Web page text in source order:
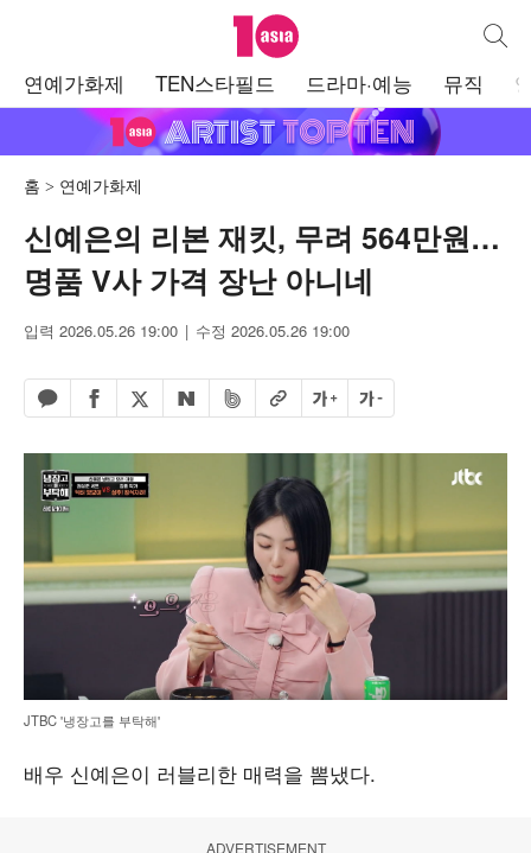
텐아시아 통합
연예가화제 TEN스타필드 드라마·예능 뮤직
홈 연예가화제
신예은의 리본 재킷, 무려 564만원…
명품 V사 가격 장난 아니네
입력 2026.05.26 19:00 수정 2026.05.26 19:00
카카오톡 공유하기
페이스북 공유하기
엑스 공유하기
네이버 공유하기
밴드 공유하기
URL복사글자 크게글자 작게
JTBC '냉장고를 부탁해'
배우 신예은이 러블리한 매력을 뽐냈다.
ADVERTISEMENT